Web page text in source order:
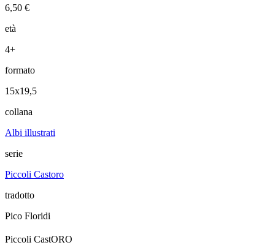
6,50 €
età
4+
formato
15x19,5
collana
Albi illustrati
serie
Piccoli Castoro
tradotto
Pico Floridi
Piccoli CastORO